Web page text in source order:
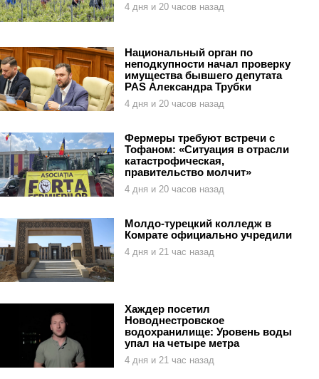
4 дня и 20 часов назад
Национальный орган по
неподкупности начал проверку
имущества бывшего депутата
PAS Александра Трубки
4 дня и 20 часов назад
Фермеры требуют встречи с
Тофаном: «Ситуация в отрасли
катастрофическая,
правительство молчит»
4 дня и 20 часов назад
Молдо-турецкий колледж в
Комрате официально учредили
4 дня и 21 час назад
Хаждер посетил
Новоднестровское
водохранилище: Уровень воды
упал на четыре метра
4 дня и 21 час назад